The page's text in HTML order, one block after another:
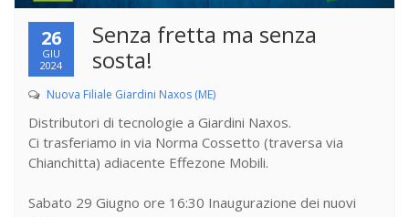
26
GIU
2024
Senza fretta ma senza
sosta!
Nuova Filiale Giardini Naxos (ME)
Distributori di tecnologie a Giardini Naxos.
Ci trasferiamo in via Norma Cossetto (traversa via
Chianchitta) adiacente Effezone Mobili.
Sabato 29 Giugno ore 16:30 Inaugurazione dei nuovi